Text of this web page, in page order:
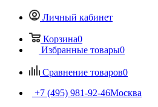
Личный кабинет
Корзина0
Избранные товары0
Сравнение товаров0
+7 (495) 981-92-46Москва